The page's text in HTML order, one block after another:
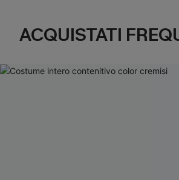
ACQUISTATI